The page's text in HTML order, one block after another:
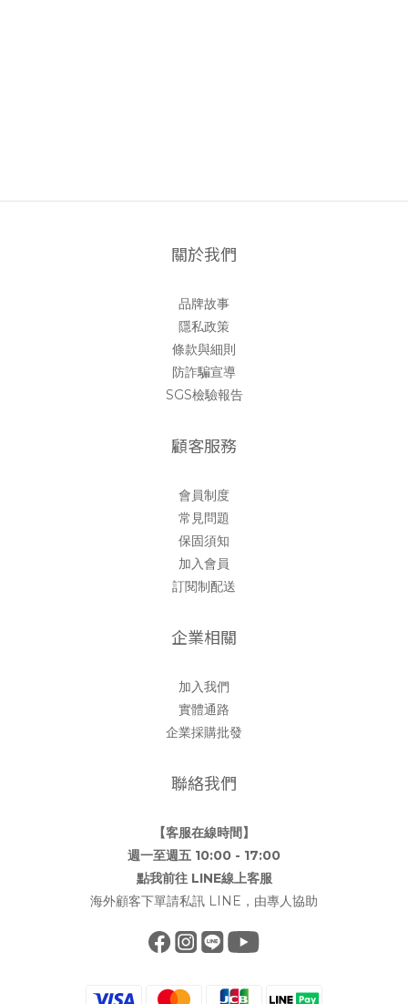
關於我們
品牌故事
隱私政策
條款與細則
防詐騙宣導
SGS檢驗報告
顧客服務
會員制度
常見問題
保固須知
加入會員
訂閱制配送
企業相關
加入我們
實體通路
企業採購批發
聯絡我們
【客服在線時間】
週一至週五 10:00 - 17:00
點我前往 LINE線上客服
海外顧客下單請私訊 LINE，由專人協助